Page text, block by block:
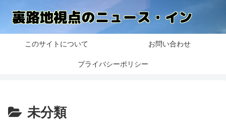
このサイトについて お問い合わせ
プライバシーポリシー
未分類